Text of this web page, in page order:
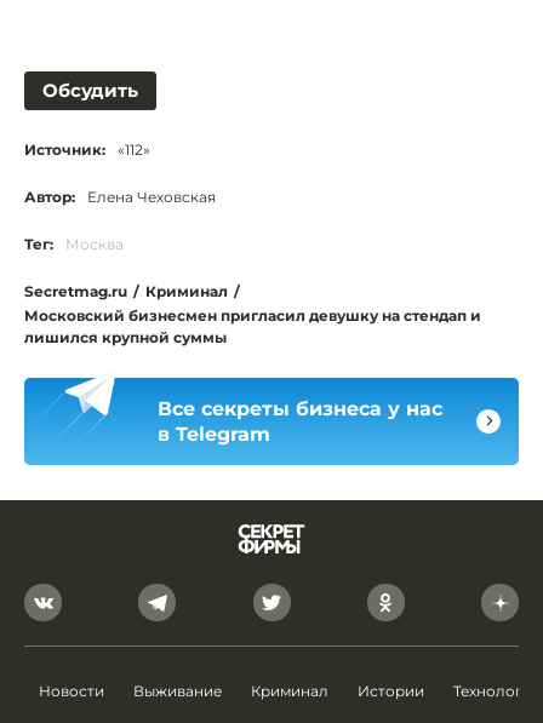
Обсудить
Источник: «112»
Автор: Елена Чеховская
Тег: Москва
Secretmag.ru / Криминал /
Московский бизнесмен пригласил девушку на стендап и
лишился крупной суммы
Все секреты бизнеса у нас
в Telegram
Новости Выживание Криминал Истории Технологии